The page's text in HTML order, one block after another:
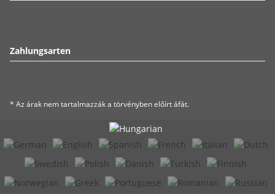
Zahlungsarten
* Az árak nem tartalmazzák a törvényben előírt áfát.